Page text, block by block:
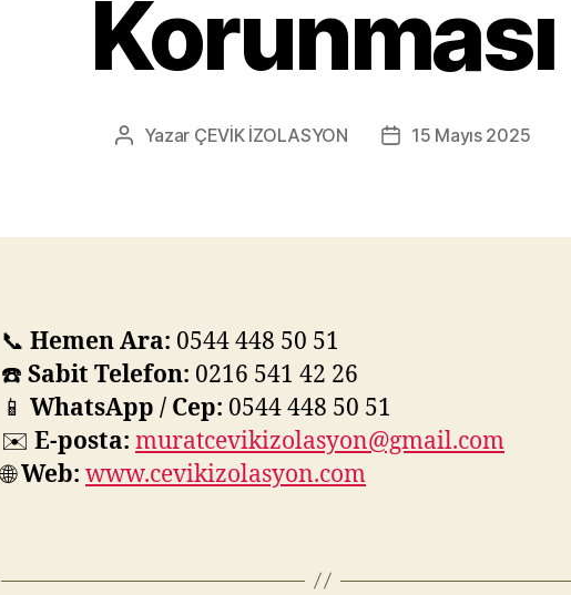
Korunması
Yazının
Yazar ÇEVİK İZOLASYON
Yazı15 Mayıs 2025
📞 Hemen Ara: 0544 448 50 51
☎️ Sabit Telefon: 0216 541 42 26
📱 WhatsApp / Cep: 0544 448 50 51
✉️ E-posta: muratcevikizolasyon@gmail.com
🌐Web: www.cevikizolasyon.com